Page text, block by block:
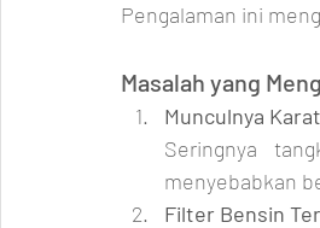
Pengalaman ini
Masalah yang
Munculnya
Seringnya
menyebabkan
Filter Bensin